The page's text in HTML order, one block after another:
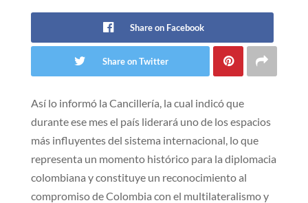
Share on Facebook
Share on Twitter
Así lo informó la Cancillería, la cual indicó que
durante ese mes el país liderará uno de los espacios
más influyentes del sistema internacional, lo que
representa un momento histórico para la diplomacia
colombiana y constituye un reconocimiento al
compromiso de Colombia con el multilateralismo y